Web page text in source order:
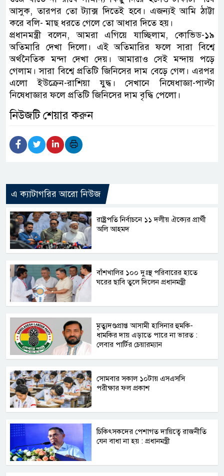
আসুক, তারপর তো ট্যাক্স দিতেই হবে। এজন্যই আমি ঠাট্টা
করে বলি- মাছ ধরতে গেলে তো আধার দিতে হয়।
প্রধানমন্ত্রী বলেন, আমরা এগিয়ে যাচ্ছিলাম, কোভিড-১৯
অতিমারি দেখা দিলো। এই অতিমারির ফলে সারা বিশ্বে
অর্থনৈতিক মন্দা দেখা দেয়। আমারাও সেই মন্দায় পড়ে
গেলাম। সারা বিশ্বে প্রতিটি জিনিসের দাম বেড়ে গেল। এরপর
এলো ইউক্রেন-রাশিয়া যুদ্ধ। সেখানে নিষেধাজ্ঞা-পাল্টা
নিষেধাজ্ঞার ফলে প্রতিটি জিনিসের দাম বৃদ্ধি পেলো।
নিউজটি শেয়ার করুন
এ ক্যাটাগরির আরো নিউজ
রাষ্ট্রপতি নির্বাচনে ১১ দলীয় ঐক্যের প্রার্থী
অলি আহমদ
বাঁশখালির ১০০ দুঃস্থ পরিবারের হাতে
ঘরের ছাবি তুলে দিলেন প্রধানমন্ত্রী
মৃত্যুদণ্ডপ্রাপ্ত আসামী হাসিনার হুমকি-
ধামকির দায় এড়াতে পারে না ভারত :
লেবার পার্টির চেয়ারম্যান
সোমবার সকাল ১০টায় এসএসসি
পরীক্ষার ফল প্রকাশ
চিকিৎসকদের পেশাগত দায়িত্বে রাজনীতি
যেন বাধা না হয় : প্রধানমন্ত্রী